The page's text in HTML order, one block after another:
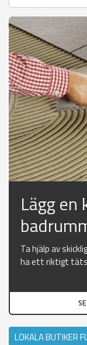
Lägg
Ta hjälp av
ha ett riktigt
LOKALA BUTIKER